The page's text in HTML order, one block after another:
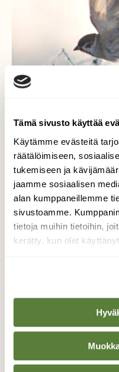
Tämä sivusto käyttää
Käytämme evästeitä
räätälöimiseen,
tukemiseen ja
jaamme sosiaalisen
alan kumppaneillemme
sivustoamme.
tietoja muihin tietoihin,
kerätty, kun olet